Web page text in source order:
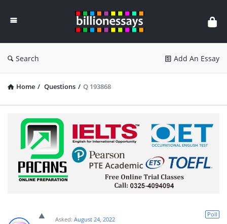
Essays
Search Add An Essay
Home / Questions / Q 193868
Poll
Asked: August 24, 2022